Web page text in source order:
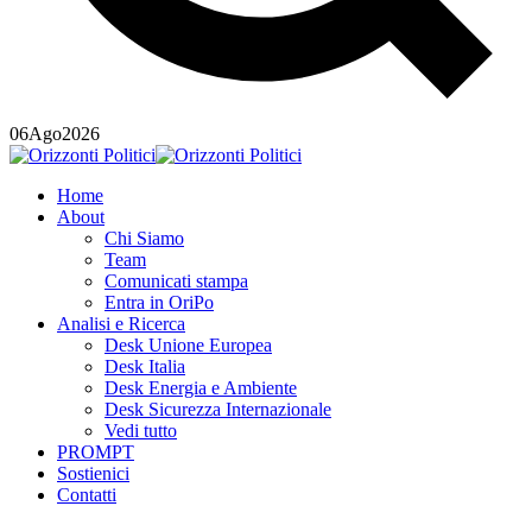
06Ago2026
Home
About
Chi Siamo
Team
Comunicati stampa
Entra in OriPo
Analisi e Ricerca
Desk Unione Europea
Desk Italia
Desk Energia e Ambiente
Desk Sicurezza Internazionale
Vedi tutto
PROMPT
Sostienici
Contatti